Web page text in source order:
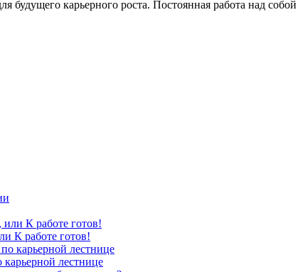
будущего карьерного роста. Постоянная работа над
К работе готов!
лестнице